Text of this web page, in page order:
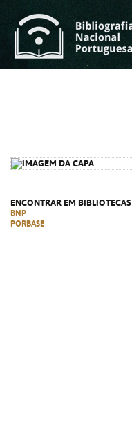
ENCONTRAR EM BIBLIOTECAS
BNP
PORBASE